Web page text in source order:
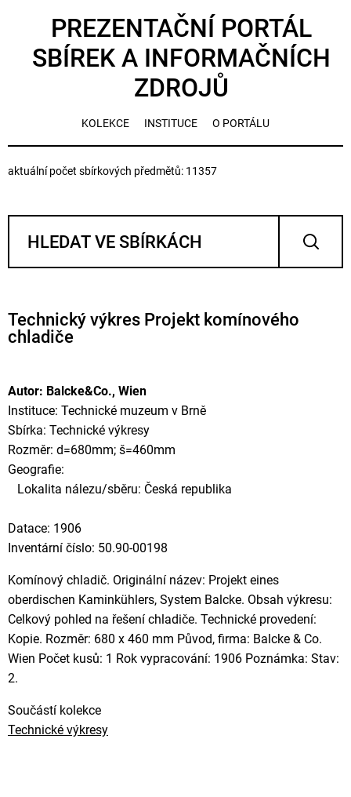
PREZENTAČNÍ PORTÁL
SBÍREK A INFORMAČNÍCH
ZDROJŮ
KOLEKCE INSTITUCE O PORTÁLU
aktuální počet sbírkových předmětů: 11357
Technický výkres Projekt komínového
chladiče
Autor: Balcke&Co., Wien
Instituce: Technické muzeum v Brně
Sbírka: Technické výkresy
Rozměr: d=680mm; š=460mm
Geografie:
Lokalita nálezu/sběru: Česká republika
Datace: 1906
Inventární číslo: 50.90-00198
Komínový chladič. Originální název: Projekt eines
oberdischen Kaminkühlers, System Balcke. Obsah výkresu:
Celkový pohled na řešení chladiče. Technické provedení:
Kopie. Rozměr: 680 x 460 mm Původ, firma: Balcke & Co.
Wien Počet kusů: 1 Rok vypracování: 1906 Poznámka: Stav:
2.
Součástí kolekce
Technické výkresy